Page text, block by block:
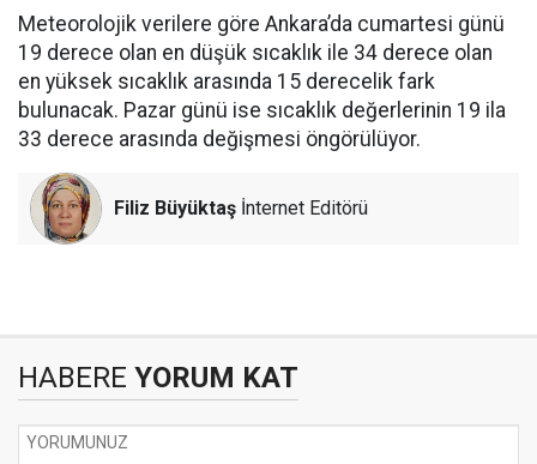
Meteorolojik verilere göre Ankara’da cumartesi günü
19 derece olan en düşük sıcaklık ile 34 derece olan
en yüksek sıcaklık arasında 15 derecelik fark
bulunacak. Pazar günü ise sıcaklık değerlerinin 19 ila
33 derece arasında değişmesi öngörülüyor.
Filiz Büyüktaş İnternet Editörü
HABERE YORUM KAT